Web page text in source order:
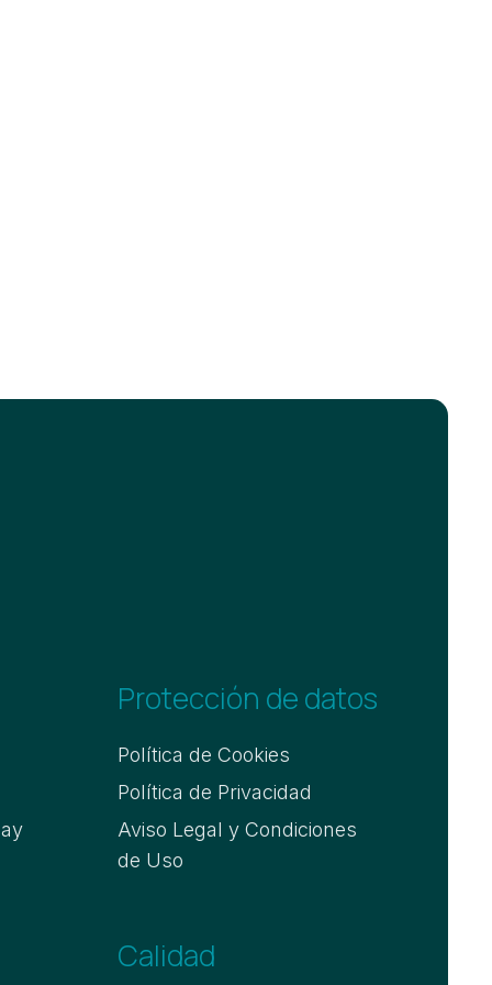
Protección de datos
Política de Cookies
Política de Privacidad
Aviso Legal y Condiciones
de Uso
Calidad